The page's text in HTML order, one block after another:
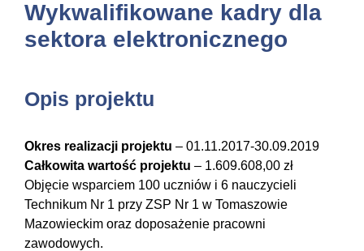
Wykwalifikowane kadry dla
sektora elektronicznego
Opis projektu
Okres realizacji projektu – 01.11.2017-30.09.2019
Całkowita wartość projektu – 1.609.608,00 zł
Objęcie wsparciem 100 uczniów i 6 nauczycieli
Technikum Nr 1 przy ZSP Nr 1 w Tomaszowie
Mazowieckim oraz doposażenie pracowni
zawodowych.